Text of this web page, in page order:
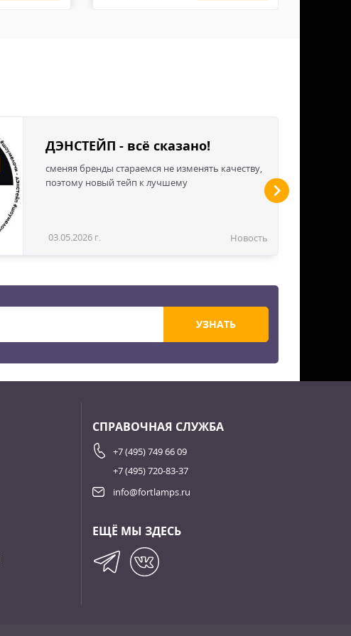
ДЭНСТЕЙП - всё сказано!
сменяя бренды стараемся не изменять качеству,
поэтому новый тейп к лучшему
03.05.2026 г. Новость
УЗНАТЬ
СПРАВОЧНАЯ СЛУЖБА
+7 (495) 749 66 09
+7 (495) 720-83-37
info@fortlamps.ru
ЕЩЁ МЫ ЗДЕСЬ